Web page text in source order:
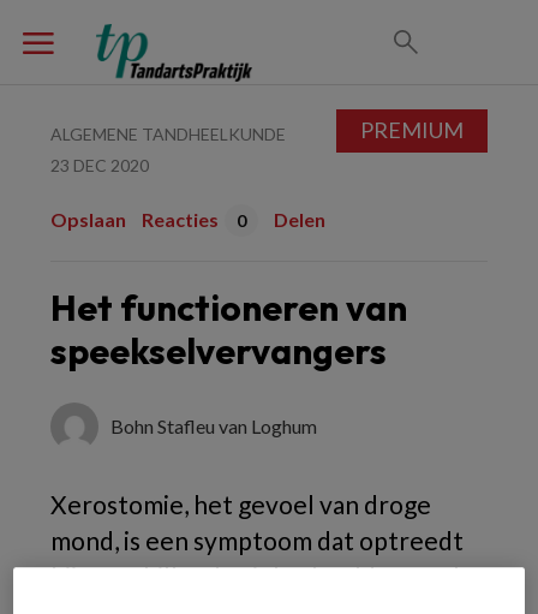
ALGEMENE TANDHEELKUNDE
23 DEC 2020
Opslaan Reacties 0 Delen
Het functioneren van
speekselvervangers
Bohn Stafleu van Loghum
Xerostomie, het gevoel van droge
mond, is een symptoom dat optreedt
bij verschillende ziektebeelden, zoals
PREMIUM